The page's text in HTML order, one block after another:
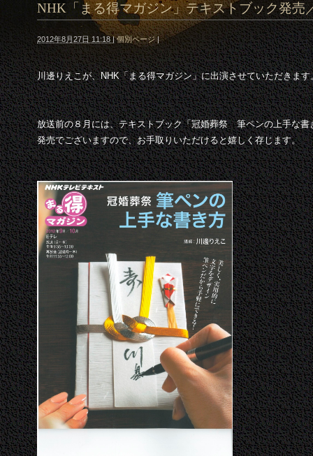
NHK「まる得マガジン」テキストブック発売
2012年8月27日 11:18| 個別ページ |
川邊りえこが、NHK「まる得マガジン」に出演させていただきます
放送前の８月には、テキストブック「冠婚葬祭 筆ペンの上手な書
発売でございますので、お手取りいただけると嬉しく存じます。